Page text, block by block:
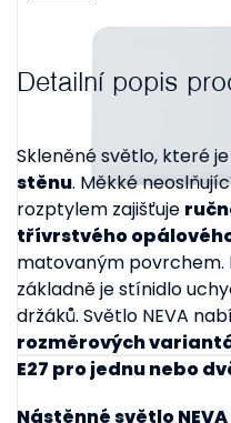
Detailní popis
Skleněné světlo, které
stěnu. Měkké
rozptylem zajišťuje
třívrstvého opálového
matovaným povrchem.
základně je stínidlo
držáků. Světlo NEVA
rozměrových
E27 pro jednu nebo
Nástěnné světlo NEVA